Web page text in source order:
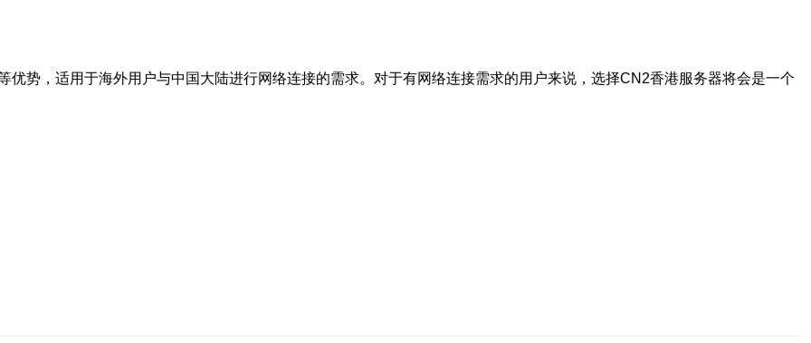
势，适用于海外用户与中国大陆进行网络连接的需求。对于有网络连接需求的用户来说，选择CN2香港服务器将会是一个